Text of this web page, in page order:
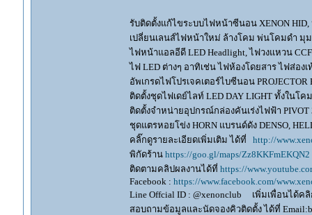
รับติดตั้งแก้ไขระบบไฟหน้าซีนอน XENON
เปลี่ยนเลนส์ไฟหน้าใหม่ ล้างโคม พ่นโคมดำ มุ
ไฟหน้าแอลอีดี LED Headlight, ไฟวงแหวน
ไฟ LED ต่างๆ อาทิเช่น ไฟห้องโดยสาร ไฟส่อ
อัพเกรดไฟโปรเจคเตอร์ไบซีนอน
ติดตั้งชุดไฟเดย์ไลท์ LED DAY LIGHT ทั้งในโ
ติดตั้งจำหน่ายอุปกรณ์กล่องคันเร่งไฟฟ้า PIVOT
ชุดแตรหอยโข่ง HORN แบรนด์ดัง DENSO,
คลิ๊กดูรายละเอียดเพิ่มเติม ได้ที่ http://
พิกัดร้าน https://goo.gl/maps/Zz8KKFmEKQN2
ติดตามคลิปผลงานได้ที่ https://
Facebook : https://www.facebook.com/
Line Offcial ID : @xenonclub เพิ่มเพื่อนได้ค
สอบถามข้อมูลและนัดจองคิวติดตั้ง ได้ที่